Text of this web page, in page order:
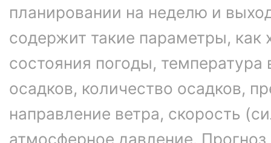
планировании на неделю и
содержит такие параметры, как
состояния погоды, температура
осадков, количество осадков,
направление ветра, скорость
атмосферное давление.